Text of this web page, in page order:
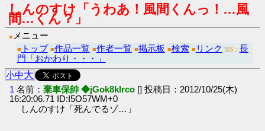
しんのすけ「うわあ！風間くんっ！…風
間…くん？」
● メニュー
■ トップ ■作品一覧 ■作者一覧 ■掲示板 ■検索 ■ リンク SS： 長
門「おかわり・・・」
小中大
1 名前：棄車保帥 ◆jGok8klrco [] 投稿日：2012/10/25(木)
16:20:06.71 ID:I5O57WM+0
しんのすけ「死んでるゾ…」